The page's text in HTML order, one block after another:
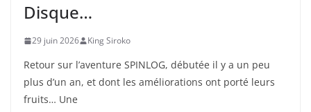
Disque…
29 juin 2026 King Siroko
Retour sur l’aventure SPINLOG, débutée il y a un peu
plus d’un an, et dont les améliorations ont porté leurs
fruits… Une